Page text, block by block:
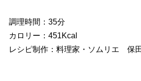
調理時間：35分
カロリー：451Kcal
レシピ制作：料理家・ソムリエ 保